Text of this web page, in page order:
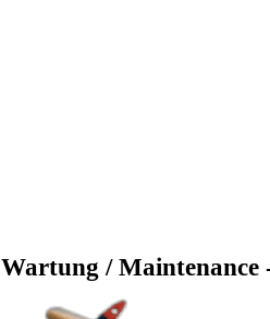
Wartung / Maintenance